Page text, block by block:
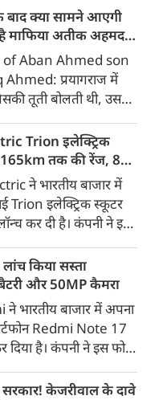
सरकार ने AI से तैयार कंटेंट
लेबल और पहचान योग्य
उपलब्ध कराना अनिवार्य
साथ ही, सरकारी या
के आदेश के आधार पर
जानकारी हटाने की
36 घंटे से घटाकर 3 घंटे
है।
बाद क्या सामने आएगी
माफिया अतीक अहमद
Aban Ahmed son
प्रयागराज में
तूती बोलती थी, उस
कुनबे पर कानून और
दोहरी मार पड़ रही है।
जिले में अप्रैल 2023 में
एनकाउंटर में मारे गए बेटे
थमी थीं, उसी झांसी में
छोटे बेटे अबान की भीषण
में जान चली गई है।
Trion इलेक्ट्रिक
165km तक की रेंज, 8
जानेंगे तो हो जाएंगे
ने भारतीय बाजार में
Trion इलेक्ट्रिक स्कूटर
कर दी है। कंपनी ने इसे
है। Trion की शुरुआती
गई है। फिलहाल इसकी
के ग्राहकों के लिए
आधिकारिक वेबसाइट के
की गई है। आने वाले समय
शहरों में भी उपलब्ध
किया सस्ता
और 50MP कैमरा
भारतीय बाजार में अपना
Redmi Note 17
दिया है। कंपनी ने इस फोन
की बड़ी बैटरी
केजरीवाल के दावे